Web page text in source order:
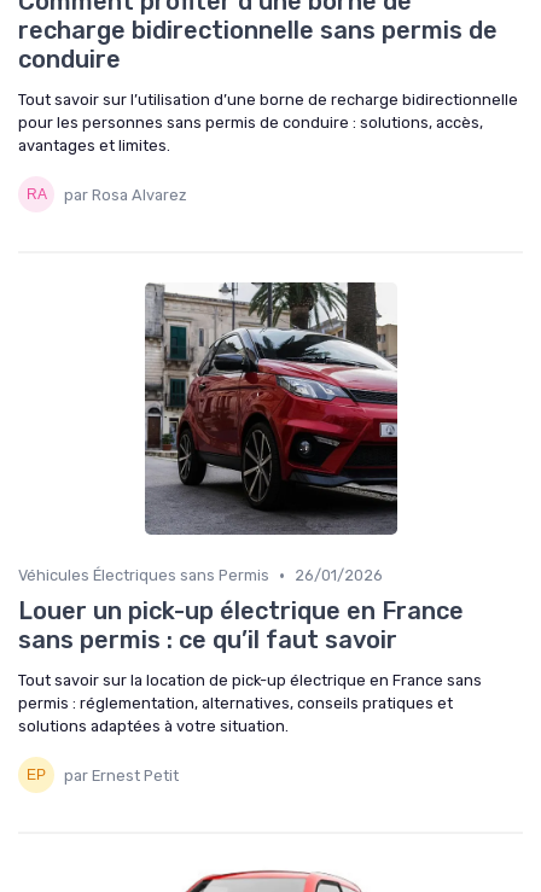
recharge bidirectionnelle sans permis de
conduire
Tout savoir sur l’utilisation d’une borne de recharge bidirectionnelle
pour les personnes sans permis de conduire : solutions, accès,
avantages et limites.
par Rosa Alvarez
Véhicules Électriques sans Permis • 26/01/2026
Louer un pick-up électrique en France
sans permis : ce qu’il faut savoir
Tout savoir sur la location de pick-up électrique en France sans
permis : réglementation, alternatives, conseils pratiques et
solutions adaptées à votre situation.
par Ernest Petit